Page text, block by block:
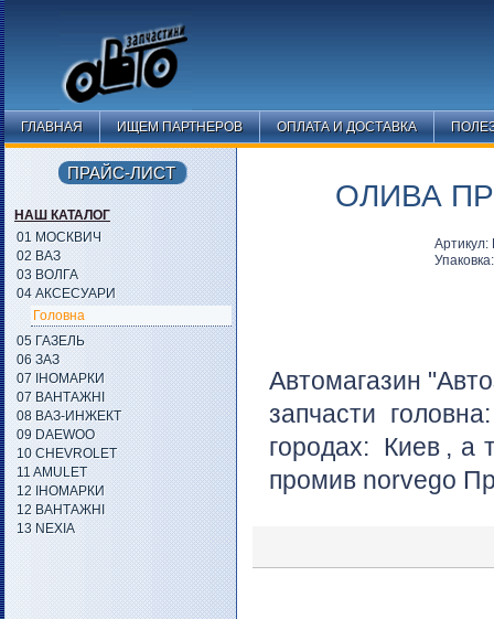
ГЛАВНАЯ ИЩЕМ ПАРТНЕРОВ ОПЛАТА И ДОСТАВКА
ОЛИВА
Автомагазин
запчасти
городах: Киев , а
промив norvego
ПРАЙС-ЛИСТ
НАШ КАТАЛОГ
01 МОСКВИЧ
02 ВАЗ
03 ВОЛГА
04 АКСЕСУАРИ
Головна
05 ГАЗЕЛЬ
06 ЗАЗ
07 ІНОМАРКИ
07 ВАНТАЖНІ
08 ВАЗ-ИНЖЕКТ
09 DAEWOO
10 CHEVROLET
11 AMULET
12 ІНОМАРКИ
12 ВАНТАЖНІ
13 NEXIA